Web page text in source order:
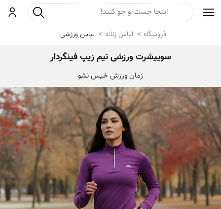
ورودجست و جو
فروشگاه لباس زنانه لباس ورزشی
سوییشرت ورزشی نیم زیپ فینگردار
زمان ورزش خیس نشو